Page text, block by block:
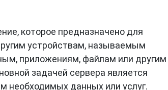
которое предназначено для
устройствам, называемым
приложениям, файлам или другим
задачей сервера является
необходимых данных или услуг.